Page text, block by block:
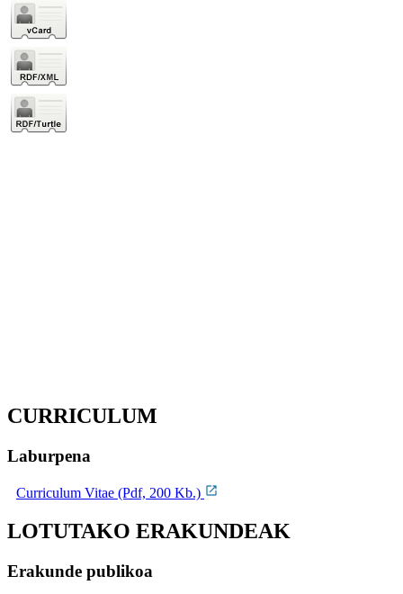
CURRICULUM
Laburpena
Curriculum Vitae (Pdf, 200 Kb.)
LOTUTAKO ERAKUNDEAK
Erakunde publikoa